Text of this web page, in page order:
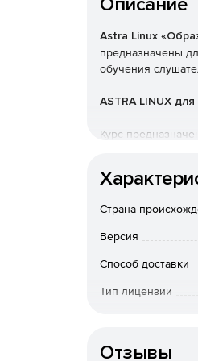
Astra Linux
предназначены
обучения
ASTRA LINUX
Курс
Linux Special
ASTRA LINUX.
попробовать
Курс будет
Страна
Версия
Способ доставки
Тип лицензии
Отзывы